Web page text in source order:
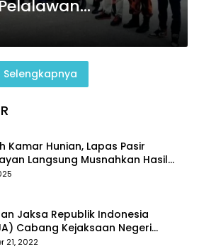
Bantuan Semen 50
Assalam Kerinci
Selengkapnya
Kamar Hunian, Lapas Pasir
Langsung Musnahkan Hasil
Jaksa Republik Indonesia
Cabang Kejaksaan Negeri
resmi melaporkan Alvin Lim ke
21, 2022